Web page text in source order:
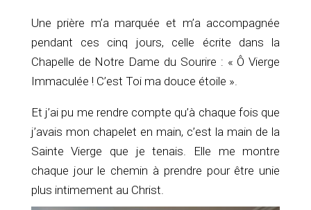
Une prière m’a marquée et m’a accompagnée
pendant ces cinq jours, celle écrite dans la
Chapelle de Notre Dame du Sourire : « Ô Vierge
Immaculée ! C’est Toi ma douce étoile ».
Et j’ai pu me rendre compte qu’à chaque fois que
j’avais mon chapelet en main, c’est la main de la
Sainte Vierge que je tenais. Elle me montre
chaque jour le chemin à prendre pour être unie
plus intimement au Christ.